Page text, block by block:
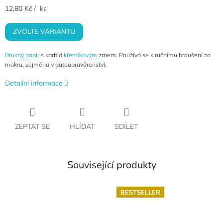
Měrná
12,80 Kč / ks
ZVOLTE VARIANTU
Brusný papírs karbid křemíkovým zrnem. Používá se k ručnímu broušení za
mokra, zejména v autoopravárenství.
Detailní informace
ZEPTAT SE HLÍDAT SDÍLET
Související produkty
BESTSELLER